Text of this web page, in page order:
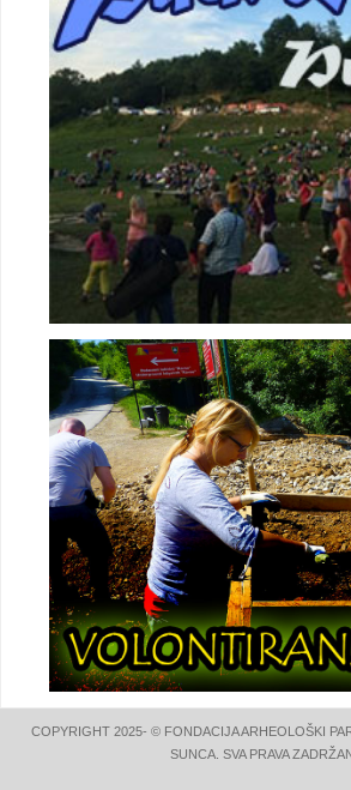
COPYRIGHT 2025- © FONDACIJA ARHEOLOŠKI
SUNCA. SVA PRAVA